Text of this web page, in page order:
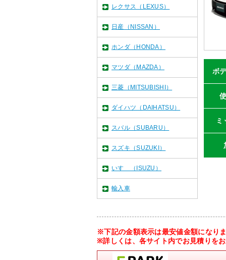
ボ
ミ
レクサス（LEXUS）
日産（NISSAN）
ホンダ（HONDA）
マツダ（MAZDA）
三菱（MITSUBISHI）
ダイハツ（DAIHATSU）
スバル（SUBARU）
スズキ（SUZUKI）
いすゞ（ISUZU）
輸入車
※下記の金額表示は最安値金額になり
※詳しくは、各サイト内でお見積りを